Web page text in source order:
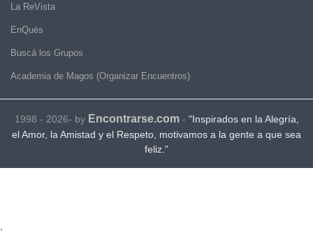
La ReVista
EnQués
Buscá los Grupos
Academia de Magos (Organizar Encuentros)
1998 - 2026- by Encontrarse.com- "Inspirados en la Alegría,
el Amor, la Amistad y el Respeto, motivamos a la gente a que sea
feliz."
.